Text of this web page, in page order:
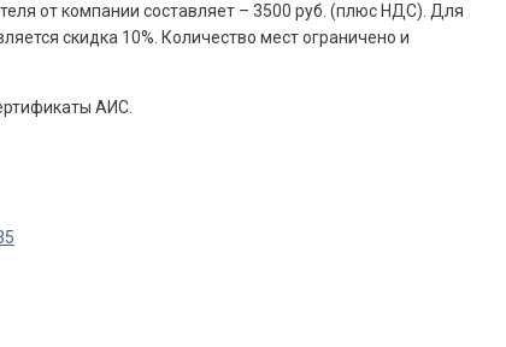
от компании составляет – 3500 руб. (плюс НДС). Для
скидка 10%. Количество мест ограничено и
АИС.